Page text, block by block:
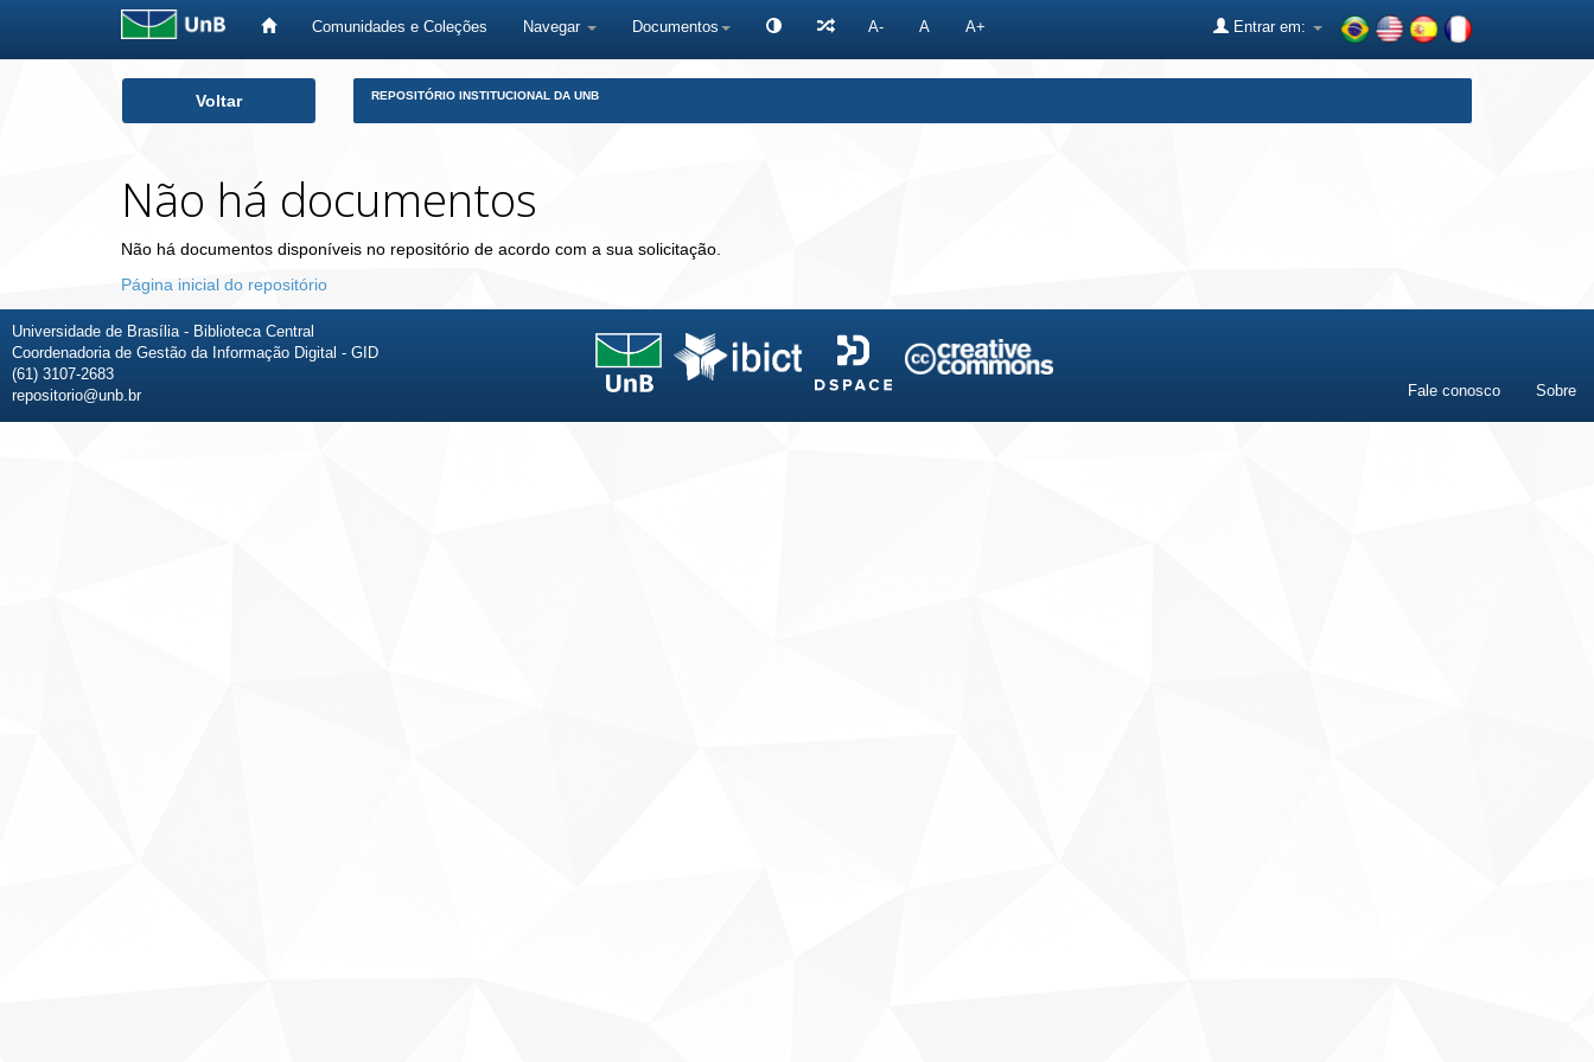
Comunidades e Coleções Navegar Documentos A- A A+ Entrar em:
Voltar REPOSITÓRIO INSTITUCIONAL DA UNB
Não há documentos
Não há documentos disponíveis no repositório de acordo com a sua solicitação.
Página inicial do repositório
Universidade de Brasília - Biblioteca Central
Coordenadoria de Gestão da Informação Digital - GID
(61) 3107-2683
repositorio@unb.br
Fale conosco Sobre